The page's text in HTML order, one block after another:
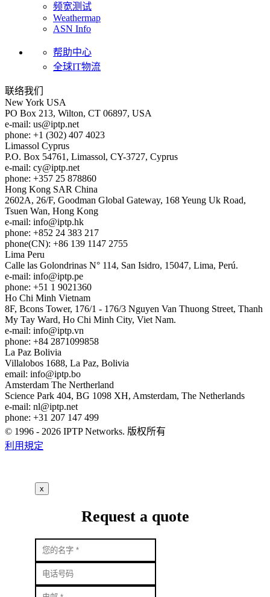
频宽测试
Weathermap
ASN Info
帮助中心
全球IT物流
联络我们
New York USA
PO Box 213, Wilton, CT 06897, USA
e-mail: us
iptp.net
phone: +1 (302) 407 4023
Limassol Cyprus
P.O. Box 54761, Limassol, CY-3727, Cyprus
e-mail: cy
iptp.net
phone: +357 25 878860
Hong Kong SAR China
2602A, 26/F, Goodman Global Gateway, 168 Yeung Uk Road,
Tsuen Wan, Hong Kong
e-mail: info
iptp.hk
phone: +852 24 383 217
phone(CN): +86 139 1147 2755
Lima Peru
Calle las Golondrinas N° 114, San Isidro, 15047, Lima, Perú.
e-mail: info
iptp.pe
phone: +51 1 9021360
Ho Chi Minh Vietnam
8F, Bcons Tower, 176/1 - 176/3 Nguyen Van Thuong Street, Thanh
My Tay Ward, Ho Chi Minh City, Viet Nam.
e-mail: info
iptp.vn
phone: +84 2871099858
La Paz Bolivia
Villalobos 1688, La Paz, Bolivia
email: info
iptp.bo
Amsterdam The Nertherland
Science Park 404, BG 1098 XH, Amsterdam, The Netherlands
e-mail: nl
iptp.net
phone: +31 207 147 499
© 1996 - 2026 IPTP Networks. 版权所有
利用規定
x
Request a quote